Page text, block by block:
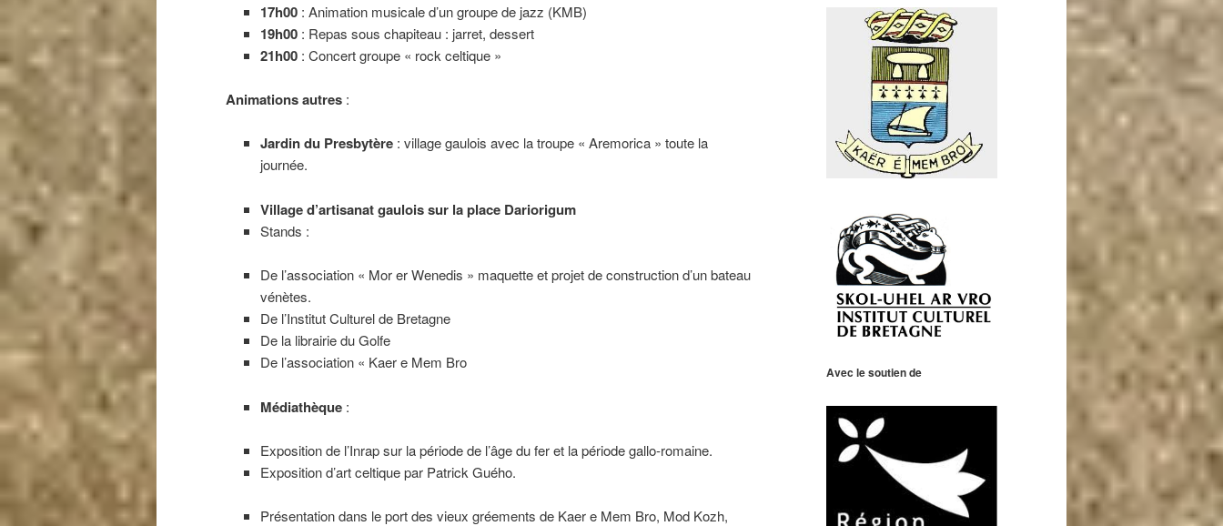
17h00 : Animation musicale d’un groupe de jazz (KMB)
19h00: Repas sous chapiteau : jarret, dessert
21h00: Concert groupe « rock celtique »
Animations autres :
Jardin du Presbytère: village gaulois avec la troupe « Aremorica » toute la
journée.
Village d’artisanat gaulois sur la place Dariorigum
Stands :
De l’association « Mor er Wenedis » maquette et projet de construction d’un bateau
vénètes.
De l’Institut Culturel de Bretagne
De la librairie du Golfe
De l’association « Kaer e Mem Bro
Médiathèque:
Exposition de l’Inrap sur la période de l’âge du fer et la période gallo-romaine.
Exposition d’art celtique par Patrick Guého.
Présentation dans le port des vieux gréements de Kaer e Mem Bro, Mod Kozh,
Avec le soutien de